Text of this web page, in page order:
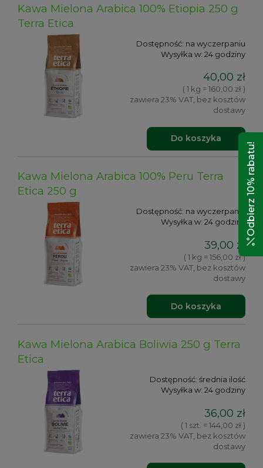
Kawa Mielona Arabica 100% Etiopia 250 g
Terra Etica
Dostępność: na wyczerpaniu
Wysyłka w: 24 godziny
40,00 zł
( 1 kg = 160,00 zł )
zawiera 23% VAT, bez kosztów
dostawy
Do koszyka
Kawa Mielona Arabica 100% Peru Terra
Etica 250 g
Dostępność: na wyczerpaniu
Wysyłka w: 24 godziny
39,00 zł
( 1 kg = 156,00 zł )
zawiera 23% VAT, bez kosztów
dostawy
Do koszyka
Kawa Mielona Arabica Boliwia 250 g Terra
Etica
Dostępność: średnia ilość
Wysyłka w: 24 godziny
36,00 zł
( 1 szt. = 144,00 zł )
zawiera 23% VAT, bez kosztów
dostawy
Odbierz 10% rabatu!